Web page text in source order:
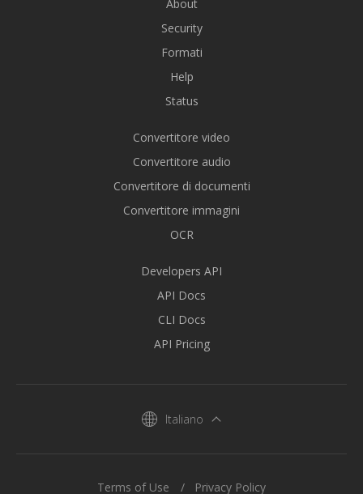
About
Security
Formati
Help
Status
Convertitore video
Convertitore audio
Convertitore di documenti
Convertitore immagini
OCR
Developers API
API Docs
CLI Docs
API Pricing
Italiano
Terms of Use Privacy Policy